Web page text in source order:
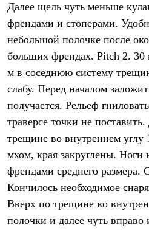
Далее щель чуть меньше
френдами и стоперами.
небольшой полочке после
больших френдах. Pitch 2. 30
м в соседнюю систему
слабу. Перед началом
получается. Рельеф
траверсе точки не
трещине во внутреннем
мхом, края закруглены. Ноги
френдами среднего размера.
Кончилось необходимое
Вверх по трещине во
полочки и далее чуть